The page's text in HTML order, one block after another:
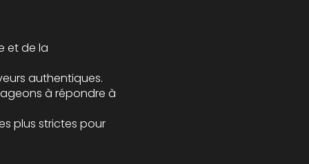
et de la
authentiques.
à répondre à
plus strictes pour